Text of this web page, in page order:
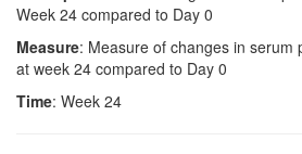
Week 24 compared to Day 0
Measure: Measure of changes in serum
at week 24 compared to Day 0
Time: Week 24